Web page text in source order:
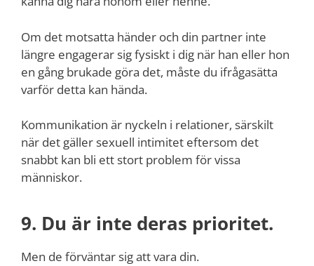
Om det motsatta händer och din partner inte
längre engagerar sig fysiskt i dig när han eller hon
en gång brukade göra det, måste du ifrågasätta
varför detta kan hända.
Kommunikation är nyckeln i relationer, särskilt
när det gäller sexuell intimitet eftersom det
snabbt kan bli ett stort problem för vissa
människor.
9. Du är inte deras prioritet.
Men de förväntar sig att vara din.